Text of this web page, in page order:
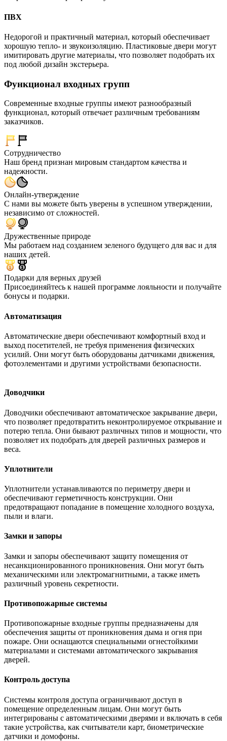
ПВХ
Недорогой и практичный материал, который обеспечивает
хорошую тепло- и звукоизоляцию. Пластиковые двери могут
имитировать другие материалы, что позволяет подобрать их
под любой дизайн экстерьера.
Функционал входных групп
Современные входные группы имеют разнообразный
функционал, который отвечает различным требованиям
заказчиков.
Сотрудничество
Наш бренд признан мировым стандартом качества и
надежности.
Онлайн-утверждение
С нами вы можете быть уверены в успешном утверждении,
независимо от сложностей.
Дружественные природе
Мы работаем над созданием зеленого будущего для вас и для
наших детей.
Подарки для верных друзей
Присоединяйтесь к нашей программе лояльности и получайте
бонусы и подарки.
Автоматизация
Автоматические двери обеспечивают комфортный вход и
выход посетителей, не требуя применения физических
усилий. Они могут быть оборудованы датчиками движения,
фотоэлементами и другими устройствами безопасности.
Доводчики
Доводчики обеспечивают автоматическое закрывание двери,
что позволяет предотвратить неконтролируемое открывание и
потерю тепла. Они бывают различных типов и мощности, что
позволяет их подобрать для дверей различных размеров и
веса.
Уплотнители
Уплотнители устанавливаются по периметру двери и
обеспечивают герметичность конструкции. Они
предотвращают попадание в помещение холодного воздуха,
пыли и влаги.
Замки и запоры
Замки и запоры обеспечивают защиту помещения от
несанкционированного проникновения. Они могут быть
механическими или электромагнитными, а также иметь
различный уровень секретности.
Противопожарные системы
Противопожарные входные группы предназначены для
обеспечения защиты от проникновения дыма и огня при
пожаре. Они оснащаются специальными огнестойкими
материалами и системами автоматического закрывания
дверей.
Контроль доступа
Системы контроля доступа ограничивают доступ в
помещение определенным лицам. Они могут быть
интегрированы с автоматическими дверями и включать в себя
такие устройства, как считыватели карт, биометрические
датчики и домофоны.